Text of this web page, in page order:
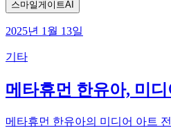
스마일게이트AI
2025년 1월 13일
기타
메타휴먼 한유아, 미
메타휴먼 한유아의 미디어 아트